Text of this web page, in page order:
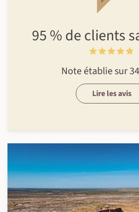
95 %de clients
Note établie sur
Lire les avis